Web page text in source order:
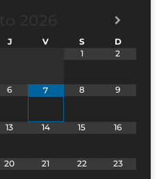
J V S
D
1
2
6 7 8 9
13 14 15 16
20 21 22 23